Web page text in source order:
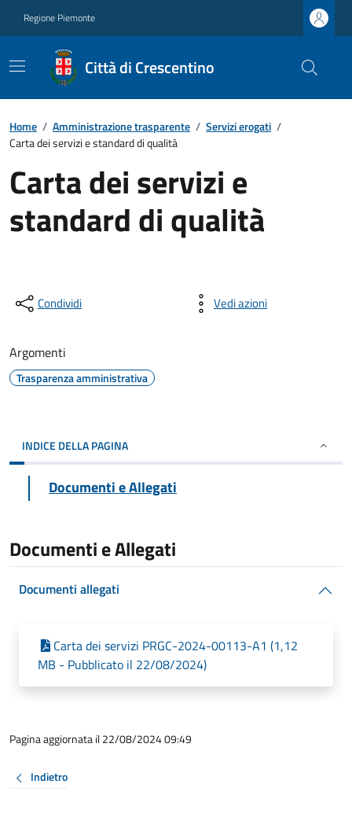
Regione Piemonte
Città di Crescentino
Home / Amministrazione trasparente / Servizi erogati /
Carta dei servizi e standard di qualità
Carta dei servizi e
standard di qualità
Condividi Vedi azioni
Argomenti
Trasparenza amministrativa
INDICE DELLA PAGINA
Documenti e Allegati
Documenti e Allegati
Documenti allegati
Carta dei servizi PRGC-2024-00113-A1 (1,12
MB - Pubblicato il 22/08/2024)
Pagina aggiornata il 22/08/2024 09:49
Indietro